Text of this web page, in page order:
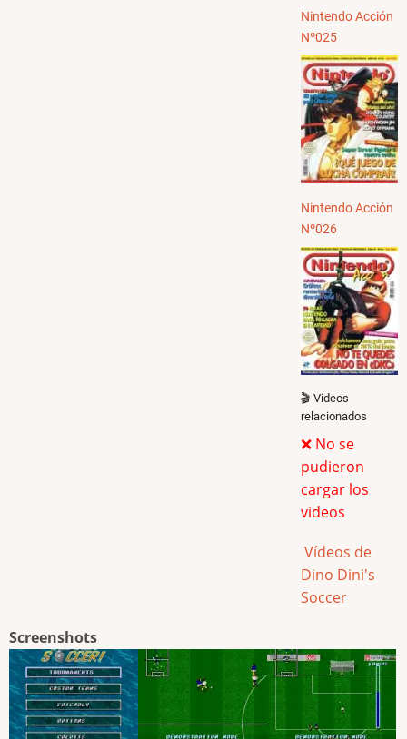
Nintendo Acción
Nº025
Nintendo Acción
Nº026
🎬 Videos
relacionados
❌ No se
pudieron
cargar los
videos
Vídeos de
Dino Dini's
Soccer
Screenshots